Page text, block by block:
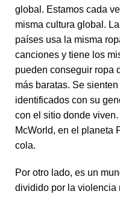
global. Estamos cada
misma cultura global.
países usa la misma
canciones y tiene los
pueden conseguir ropa
más baratas. Se
identificados con su
con el sitio donde
McWorld, en el planeta
cola.
Por otro lado, es un
dividido por la violencia